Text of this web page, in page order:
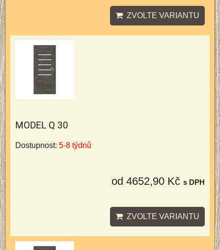
ZVOLTE VARIANTU
MODEL Q 30
Dostupnost: 5-8 týdnů
od 4652,90 Kč s DPH
ZVOLTE VARIANTU